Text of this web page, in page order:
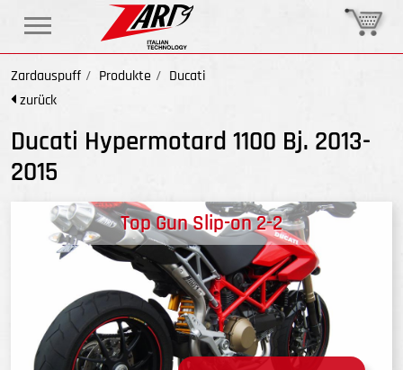
Zardauspuff Produkte
Ducati
zurück
Ducati Hypermotard 1100 Bj. 2013-
2015
Top Gun Slip-on 2-2